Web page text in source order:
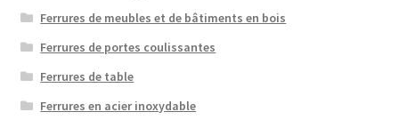
Ferrures de meubles et de bâtiments en bois
Ferrures de portes coulissantes
Ferrures de table
Ferrures en acier inoxydable